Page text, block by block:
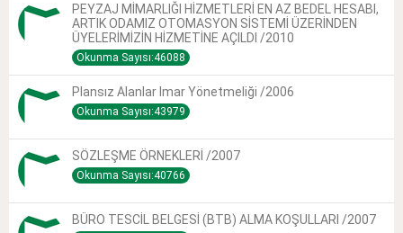
PEYZAJ MİMARLIĞI HİZMETLERİ EN AZ BEDEL HESABI,
ARTIK ODAMIZ OTOMASYON SİSTEMİ ÜZERİNDEN
ÜYELERİMİZİN HİZMETİNE AÇILDI /2010
Okunma Sayısı:46088
Plansız Alanlar Imar Yönetmeliği /2006
Okunma Sayısı:43979
SÖZLEŞME ÖRNEKLERİ /2007
Okunma Sayısı:40766
BÜRO TESCİL BELGESİ (BTB) ALMA KOŞULLARI /2007